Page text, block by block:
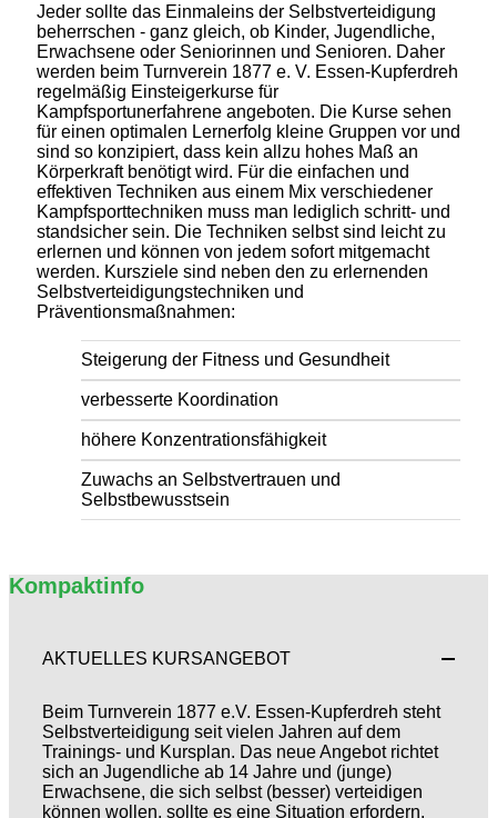
Jeder sollte das Einmaleins der Selbstverteidigung
beherrschen - ganz gleich, ob Kinder, Jugendliche,
Erwachsene oder Seniorinnen und Senioren. Daher
werden beim Turnverein 1877 e. V. Essen-Kupferdreh
regelmäßig Einsteigerkurse für
Kampfsportunerfahrene angeboten. Die Kurse sehen
für einen optimalen Lernerfolg kleine Gruppen vor und
sind so konzipiert, dass kein allzu hohes Maß an
Körperkraft benötigt wird. Für die einfachen und
effektiven Techniken aus einem Mix verschiedener
Kampfsporttechniken muss man lediglich schritt- und
standsicher sein. Die Techniken selbst sind leicht zu
erlernen und können von jedem sofort mitgemacht
werden. Kursziele sind neben den zu erlernenden
Selbstverteidigungstechniken und
Präventionsmaßnahmen:
Steigerung der Fitness und Gesundheit
verbesserte Koordination
höhere Konzentrationsfähigkeit
Zuwachs an Selbstvertrauen und
Selbstbewusstsein
Kompaktinfo
AKTUELLES KURSANGEBOT
Beim Turnverein 1877 e.V. Essen-Kupferdreh steht
Selbstverteidigung seit vielen Jahren auf dem
Trainings- und Kursplan. Das neue Angebot richtet
sich an Jugendliche ab 14 Jahre und (junge)
Erwachsene, die sich selbst (besser) verteidigen
können wollen, sollte es eine Situation erfordern.